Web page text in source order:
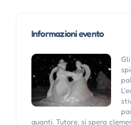
Informazioni evento
guanti. Tutore, si spera